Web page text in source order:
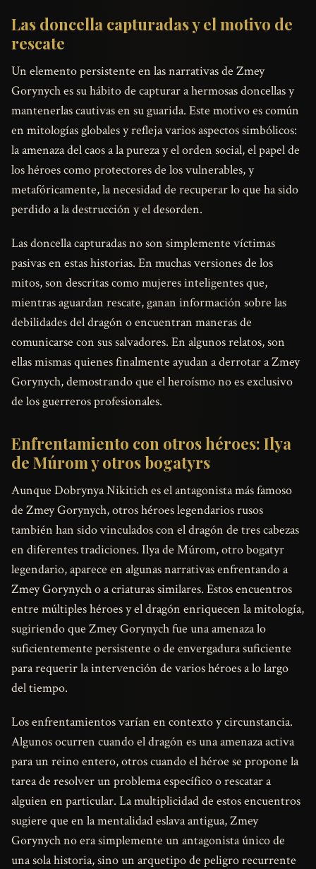
Las doncella capturadas y el motivo de
rescate
Un elemento persistente en las narrativas de Zmey
Gorynych es su hábito de capturar a hermosas doncellas y
mantenerlas cautivas en su guarida. Este motivo es común
en mitologías globales y refleja varios aspectos simbólicos:
la amenaza del caos a la pureza y el orden social, el papel de
los héroes como protectores de los vulnerables, y
metafóricamente, la necesidad de recuperar lo que ha sido
perdido a la destrucción y el desorden.
Las doncella capturadas no son simplemente víctimas
pasivas en estas historias. En muchas versiones de los
mitos, son descritas como mujeres inteligentes que,
mientras aguardan rescate, ganan información sobre las
debilidades del dragón o encuentran maneras de
comunicarse con sus salvadores. En algunos relatos, son
ellas mismas quienes finalmente ayudan a derrotar a Zmey
Gorynych, demostrando que el heroísmo no es exclusivo
de los guerreros profesionales.
Enfrentamiento con otros héroes: Ilya
de Múrom y otros bogatyrs
Aunque Dobrynya Nikitich es el antagonista más famoso
de Zmey Gorynych, otros héroes legendarios rusos
también han sido vinculados con el dragón de tres cabezas
en diferentes tradiciones. Ilya de Múrom, otro bogatyr
legendario, aparece en algunas narrativas enfrentando a
Zmey Gorynych o a criaturas similares. Estos encuentros
entre múltiples héroes y el dragón enriquecen la mitología,
sugiriendo que Zmey Gorynych fue una amenaza lo
suficientemente persistente o de envergadura suficiente
para requerir la intervención de varios héroes a lo largo
del tiempo.
Los enfrentamientos varían en contexto y circunstancia.
Algunos ocurren cuando el dragón es una amenaza activa
para un reino entero, otros cuando el héroe se propone la
tarea de resolver un problema específico o rescatar a
alguien en particular. La multiplicidad de estos encuentros
sugiere que en la mentalidad eslava antigua, Zmey
Gorynych no era simplemente un antagonista único de
una sola historia, sino un arquetipo de peligro recurrente